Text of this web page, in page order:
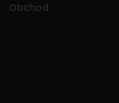
Obchod